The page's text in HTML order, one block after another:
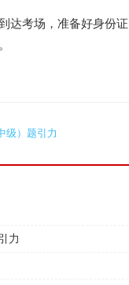
达考场，准备好身份
级）题引力
力